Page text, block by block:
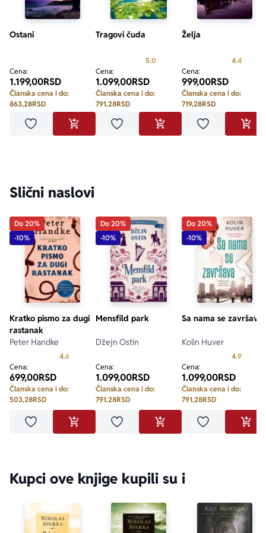
Ostani
Cena:
1.199,00RSD
Članska cena i do:
863,28RSD
Dodaj u omiljeneDODAJ U KORPU
Tragovi čuda
5.0 Prosecna ocena je 5.0 od 5
Cena:
1.099,00RSD
Članska cena i do:
791,28RSD
Dodaj u omiljeneDODAJ U KORPU
Želja
4.4
Cena:
999,00RSD
Članska cena i do:
719,28RSD
Dodaj u
Slični naslovi
Do 20%
-10%
Kratko pismo za dugi
rastanak
Peter Handke
4.6Prosecna ocena je 4.6 od 5
Cena:
699,00RSD
Članska cena i do:
503,28RSD
Dodaj u omiljeneDODAJ U KORPU
Do 20%
-10%
Mensfild park
Džejn Ostin
Cena:
1.099,00RSD
Članska cena i do:
791,28RSD
Dodaj u omiljeneDODAJ U KORPU
Do 20%
-10%
Sa nama se završava
Kolin Huver
4.9
Cena:
1.099,00RSD
Članska cena i do:
791,28RSD
Dodaj u
Kupci ove knjige kupili su i